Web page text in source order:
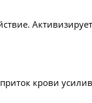
крови